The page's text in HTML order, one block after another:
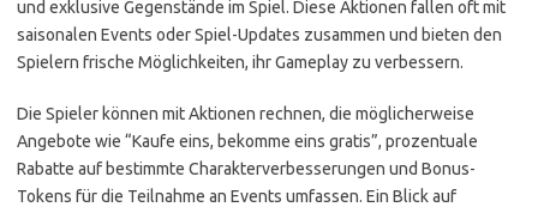
und exklusive Gegenstände im Spiel. Diese Aktionen fallen oft mit
saisonalen Events oder Spiel-Updates zusammen und bieten den
Spielern frische Möglichkeiten, ihr Gameplay zu verbessern.
Die Spieler können mit Aktionen rechnen, die möglicherweise
Angebote wie “Kaufe eins, bekomme eins gratis”, prozentuale
Rabatte auf bestimmte Charakterverbesserungen und Bonus-
Tokens für die Teilnahme an Events umfassen. Ein Blick auf